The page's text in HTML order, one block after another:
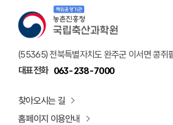
(55365) 전북특별자치도 완주군 이서면 콩쥐
대표전화 063-238-7000
찾아오시는 길
홈페이지 이용안내